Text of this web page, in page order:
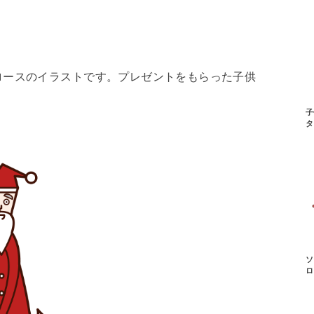
スのイラストです。プレゼントをもらった子供